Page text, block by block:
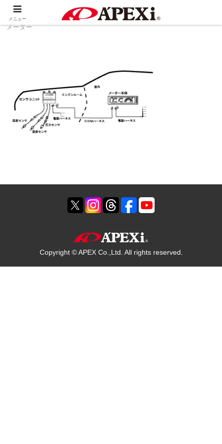
製品情報 生産終了品
メーター
Copyright © APEX Co.,Ltd. All rights reserved.
メニュー